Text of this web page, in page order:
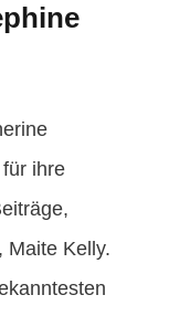
ihre
Maite Kelly.